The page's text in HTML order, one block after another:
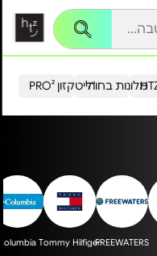
הייטקזון PRO²מלונות בחו"ל
FREEWATERS
Tommy Hilfiger